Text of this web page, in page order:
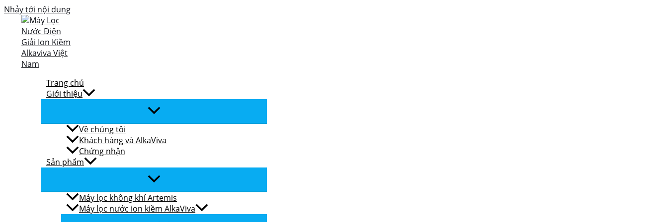
Nhảy tới nội dung
Trang chủ
Giới thiệu
Về chúng tôi
Khách hàng và AlkaViva
Chứng nhận
Sản phẩm
Máy lọc không khí Artemis
Máy lọc nước ion kiềm AlkaViva